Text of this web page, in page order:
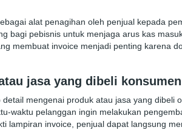
alat penagihan oleh penjual kepada
bagi pebisnis untuk menjaga arus kas
membuat invoice menjadi penting karena
jasa yang dibeli konsumen
mengenai produk atau jasa yang dibeli
waktu pelanggan ingin melakukan
lampiran invoice, penjual dapat langsung